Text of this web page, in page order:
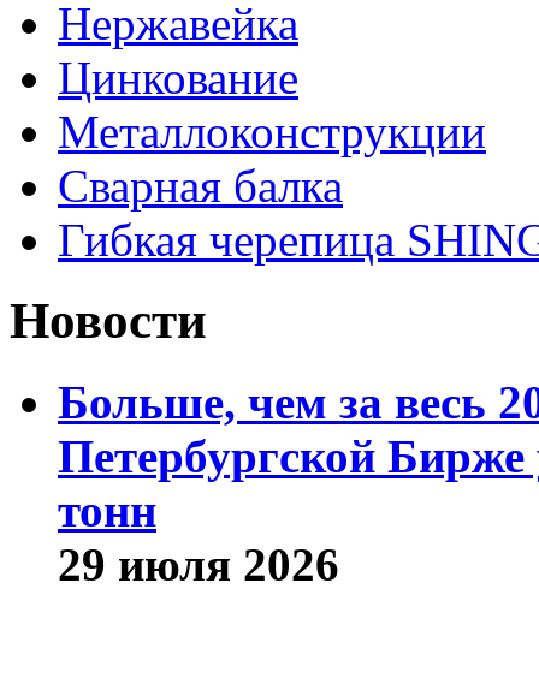
Нержавейка
Цинкование
Металлоконструкции
Сварная балка
Гибкая черепица
Новости
Больше, чем за весь
Петербургской
тонн
29 июля 2026